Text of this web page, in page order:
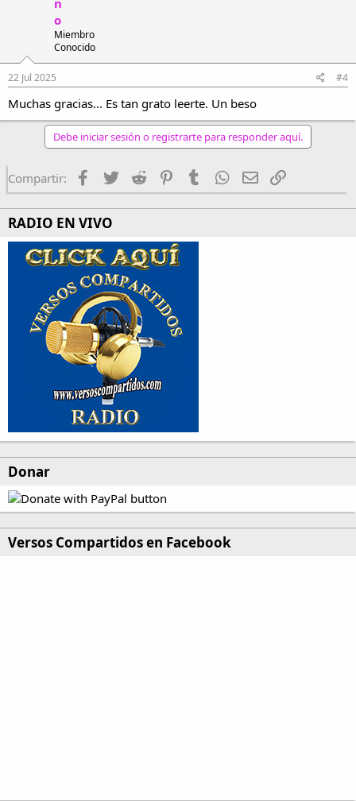
¡Mi humilde jardín sabe de mis dolores!
Y enjuga con arrullo de madre tierra
antes que asomen. -
o
Miembro
Conocido
22 Jul 2025 #4
Muchas gracias... Es tan grato leerte. Un beso
Debe iniciar sesión o registrarte para responder aquí.
Compartir: Facebook
TwitterReddit PinterestTumblrWhatsApp
EmailEnlace
RADIO EN VIVO
Donar
Versos Compartidos en Facebook